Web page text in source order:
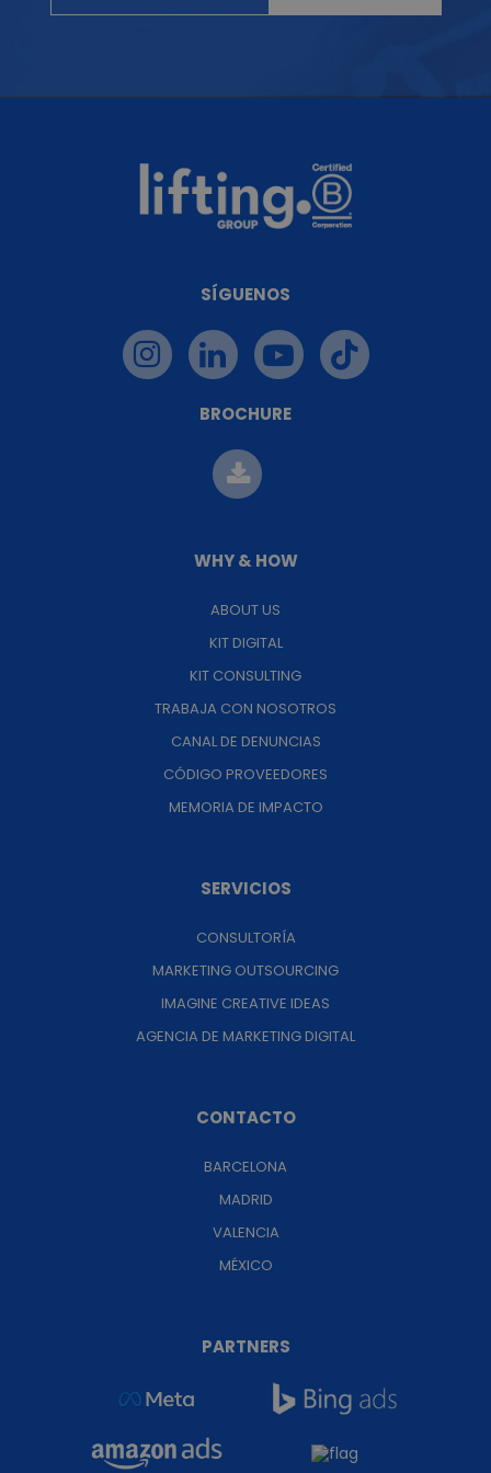
SÍGUENOS
BROCHURE
WHY & HOW
ABOUT US
KIT DIGITAL
KIT CONSULTING
TRABAJA CON NOSOTROS
CANAL DE DENUNCIAS
CÓDIGO PROVEEDORES
MEMORIA DE IMPACTO
SERVICIOS
CONSULTORÍA
MARKETING OUTSOURCING
IMAGINE CREATIVE IDEAS
AGENCIA DE MARKETING DIGITAL
CONTACTO
BARCELONA
MADRID
VALENCIA
MÉXICO
PARTNERS